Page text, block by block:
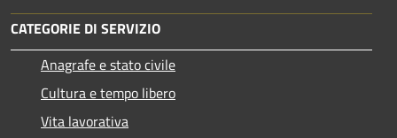
CATEGORIE DI SERVIZIO
Anagrafe e stato civile
Cultura e tempo libero
Vita lavorativa